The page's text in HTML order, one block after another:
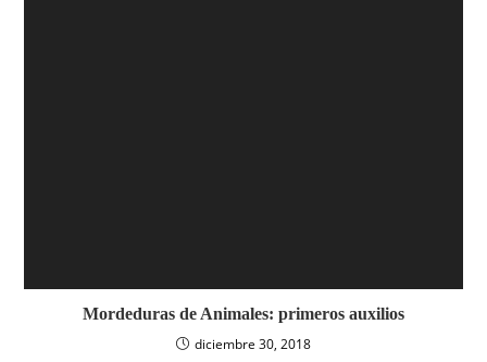
Mordeduras de Animales: primeros auxilios
diciembre 30, 2018